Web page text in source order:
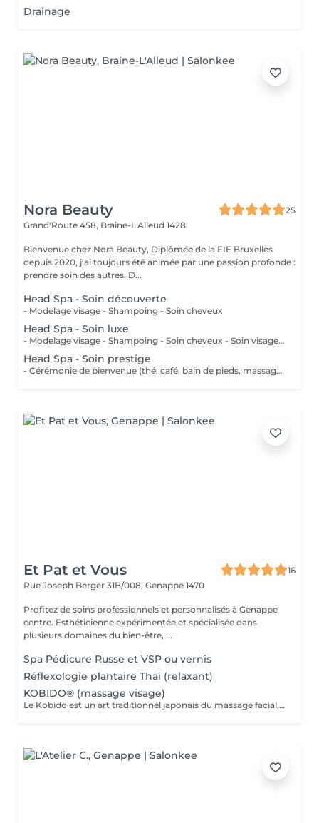
Drainage
Nora Beauty
25
Grand'Route 458, Braine-L'Alleud 1428
Bienvenue chez Nora Beauty, Diplômée de la FIE Bruxelles
depuis 2020, j'ai toujours été animée par une passion profonde :
prendre soin des autres. D...
Head Spa - Soin découverte
- Modelage visage - Shampoing - Soin cheveux
Head Spa - Soin luxe
- Modelage visage - Shampoing - Soin cheveux - Soin visage flash
Head Spa - Soin prestige
- Cérémonie de bienvenue (thé, café, bain de pieds, massage) - Modelage du visage - Shampoing - Soin cheveux - Soin visage
Et Pat et Vous
16
Rue Joseph Berger 31B/008, Genappe 1470
Profitez de soins professionnels et personnalisés à Genappe
centre. Esthéticienne expérimentée et spécialisée dans
plusieurs domaines du bien-être, ...
Spa Pédicure Russe et VSP ou vernis
Réflexologie plantaire Thaï (relaxant)
KOBIDO® (massage visage)
Le Kobido est un art traditionnel japonais du massage facial, souvent appelé "lifting naturel", qui allie des techniques ancestrales de massage pour redonner éclat et jeunesse au visage. Né il y a plus de 500 ans au Japon, ce soin raffiné stimule en profondeur la circulation sanguine et lymphatique, favorisant ainsi l'élimination des toxines, le raffermissement des muscles du visage et l'éclat du teint. Grâce à une combinaison de pressions, de lissages et de percussions douces, le Kobido agit non seulement sur la peau mais également sur l'esprit, procurant une sensation de relaxation intense et durable. C'est un soin idéal pour ceux qui recherchent un moment de détente profonde tout en bénéficiant des bienfaits d'un rituel de beauté naturel, qui respecte et sublime l'harmonie du visage.